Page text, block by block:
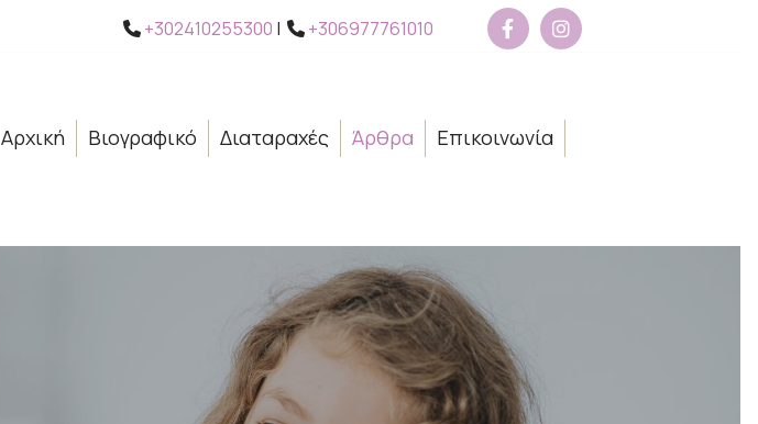
 +302410255300 | +306977761010
Αρχική Βιογραφικό Διαταραχές Άρθρα Eπικοινωνία